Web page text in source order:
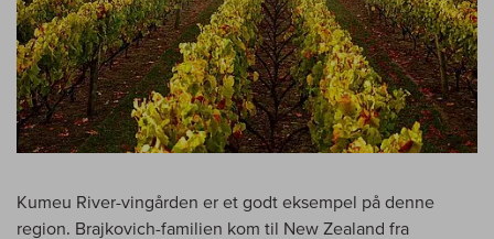
Kumeu River-vingården er et godt eksempel på denne
region. Brajkovich-familien kom til New Zealand fra